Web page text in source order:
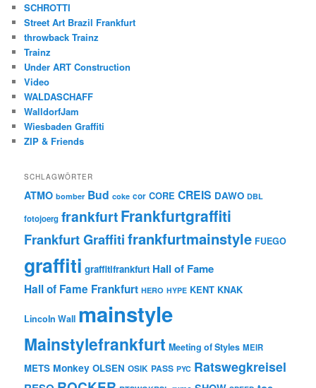
SCHROTTI
Street Art Brazil Frankfurt
throwback Trainz
Trainz
Under ART Construction
Video
WALDASCHAFF
WalldorfJam
Wiesbaden Graffiti
ZIP & Friends
SCHLAGWÖRTER
ATMO bomber Bud coke cor CORE CREIS DAWO DBL
fotojoerg frankfurtFrankfurtgraffiti
Frankfurt Graffitifrankfurtmainstyle FUEGO
graffiti graffitifrankfurt Hall of Fame
Hall of Fame Frankfurt HERO HYPE KENT KNAK
Lincoln Wall mainstyle
Mainstylefrankfurt Meeting of Styles MEIR
METS Monkey OLSEN OSIK PASS PYC Ratswegkreisel